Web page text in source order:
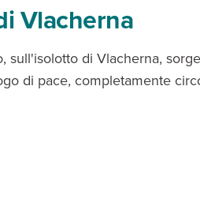
Vlacherna
sull'isolotto di Vlacherna,
di pace, completamente